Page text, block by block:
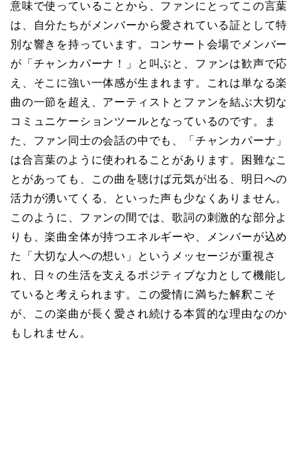
意味で使っていることから、ファンにとってこの言葉
は、自分たちがメンバーから愛されている証として特
別な響きを持っています。コンサート会場でメンバー
が「チャンカパーナ！」と叫ぶと、ファンは歓声で応
え、そこに強い一体感が生まれます。これは単なる楽
曲の一節を超え、アーティストとファンを結ぶ大切な
コミュニケーションツールとなっているのです。ま
た、ファン同士の会話の中でも、「チャンカパーナ」
は合言葉のように使われることがあります。困難なこ
とがあっても、この曲を聴けば元気が出る、明日への
活力が湧いてくる、といった声も少なくありません。
このように、ファンの間では、歌詞の刺激的な部分よ
りも、楽曲全体が持つエネルギーや、メンバーが込め
た「大切な人への想い」というメッセージが重視さ
れ、日々の生活を支えるポジティブな力として機能し
ていると考えられます。この愛情に満ちた解釈こそ
が、この楽曲が長く愛され続ける本質的な理由なのか
もしれません。